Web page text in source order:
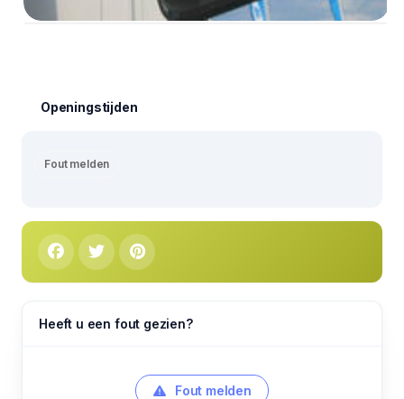
Openingstijden
Fout melden
Heeft u een fout gezien?
Fout melden